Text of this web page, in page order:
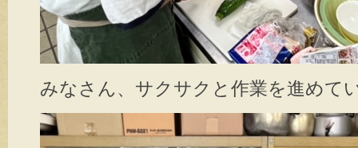
みなさん、サクサクと作業を進めて